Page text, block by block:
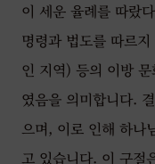
이 세운 율례를 따랐
명령과 법도를 따르
인 지역) 등의 이방
였음을 의미합니다.
으며, 이로 인해 하나
고 있습니다. 이 구절